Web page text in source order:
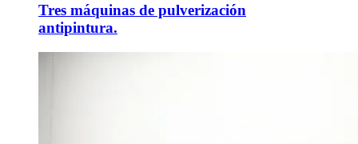
Tres máquinas de pulverización
antipintura.